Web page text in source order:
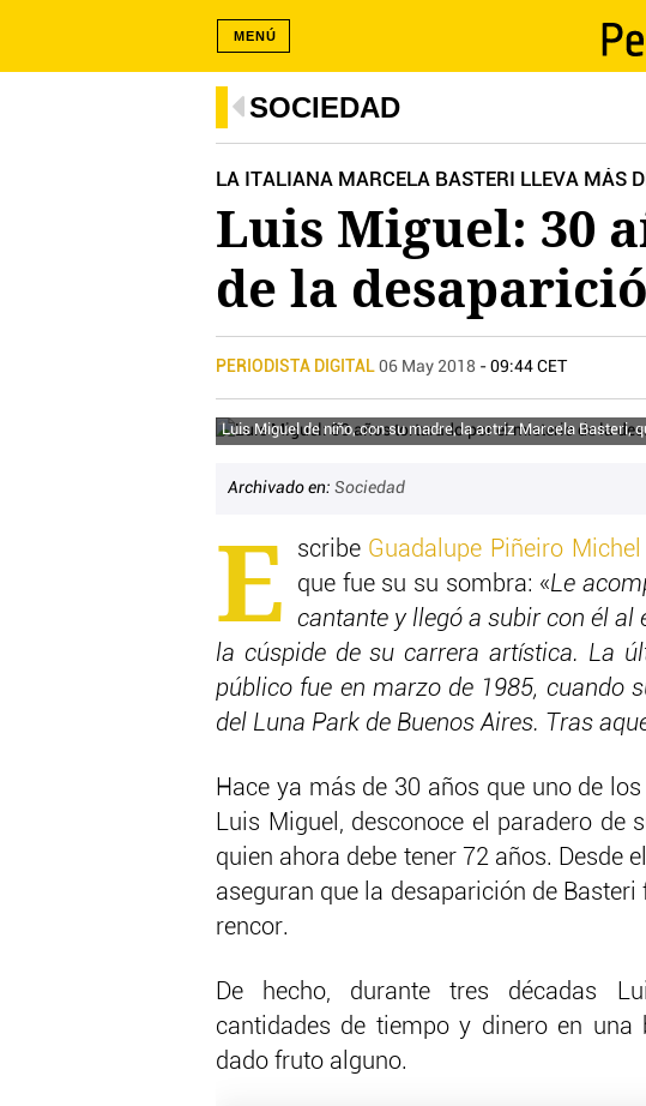
MENÚ
SOCIEDAD
LA ITALIANA MARCELA BASTERI LLEVA MÁS
Luis Miguel: 30
de la
PERIODISTA DIGITAL 06 May 2018 - 09:44 CET
Luis Miguel de niño, con su madre, la actriz Marcela Basteri,
Archivado en: Sociedad
E scribe Guadalupe Piñeiro Michel
que fue su su sombra: «Le
cantante y llegó a subir con él al
la cúspide de su carrera artística. La
público fue en marzo de 1985, cuando
del Luna Park de Buenos Aires. Tras
Hace ya más de 30 años que uno de
Luis Miguel, desconoce el paradero de
quien ahora debe tener 72 años. Desde
aseguran que la desaparición de
rencor.
De hecho, durante tres décadas
cantidades de tiempo y dinero en una
dado fruto alguno.